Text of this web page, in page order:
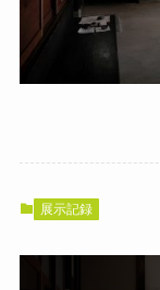
展示記録